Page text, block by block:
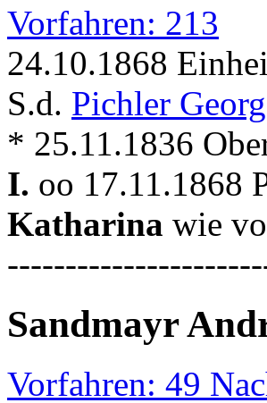
Vorfahren: 213
24.10.1868
S.d. Pichler Georg
* 25.11.1836
I. oo 17.11.1868
Katharina wie
Sandmayr
Vorfahren: 49